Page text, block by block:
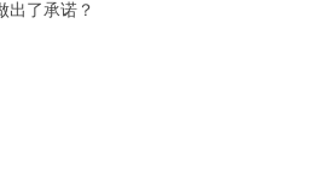
出了承诺？